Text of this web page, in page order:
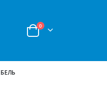
Корзина
0позиции